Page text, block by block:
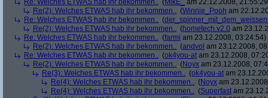
Re: Welches ETWAS hab ihr bekommen.. (MikE_
am 22.12.2008,
Re(2): Welches ETWAS hab ihr bekommen.. (Winnie_Pooh am
Re: Welches ETWAS hab ihr bekommen.. (
Re(2): Welches ETWAS hab ihr bekommen.. (hometech.v2.0 am
Re: Welches ETWAS hab ihr bekommen.. (farmi am 23.12.2008, 03:24:54)
Re(2): Welches ETWAS hab ihr bekommen.. (andvol am 23.12.2008,
Re: Welches ETWAS hab ihr bekommen.. (ok4you-at am 23.12.2008,
Re(2): Welches ETWAS hab ihr bekommen.. (Noyx am 23.12.2008,
Re(3): Welches ETWAS hab ihr bekommen.. (ok4you-at am
Re(4): Welches ETWAS hab ihr bekommen.. (Noyx am
Re(4): Welches ETWAS hab ihr bekommen.. (Superfast am